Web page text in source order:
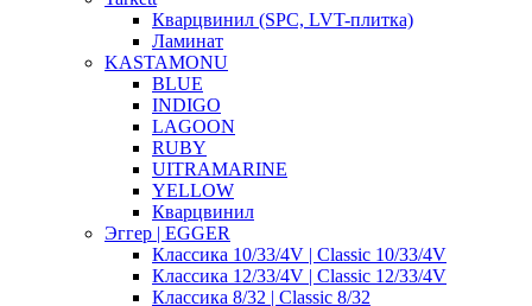
Кварцвинил (SPC, LVT-плитка)
Ламинат
KASTAMONU
BLUE
INDIGO
LAGOON
RUBY
UITRAMARINE
YELLOW
Кварцвинил
Эггер | EGGER
Классика 10/33/4V | Classic 10/33/4V
Классика 12/33/4V | Classic 12/33/4V
Классика 8/32 | Classic 8/32